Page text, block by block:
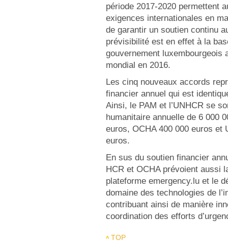
période 2017-2020 permettent
exigences internationales en
de garantir un soutien continu
prévisibilité est en effet à la
gouvernement luxembourgeois
mondial en 2016.
Les cinq nouveaux accords
financier annuel qui est
Ainsi, le PAM et l’UNHCR se
humanitaire annuelle de 6 000
euros, OCHA 400 000 euros et
euros.
En sus du soutien financier
HCR et OCHA prévoient aussi
plateforme emergency.lu et le
domaine des technologies de
contribuant ainsi de manière
coordination des efforts
TOP